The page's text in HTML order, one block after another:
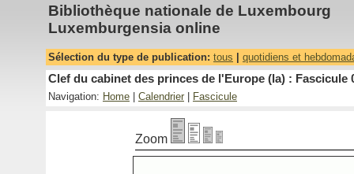
Bibliothèque nationale de Luxembourg
Luxemburgensia online
Sélection du type de publication: tous quotidiens et
Clef du cabinet des princes de l'Europe (la) : Fascicule
Navigation: Home Calendrier Fascicule
Zoom